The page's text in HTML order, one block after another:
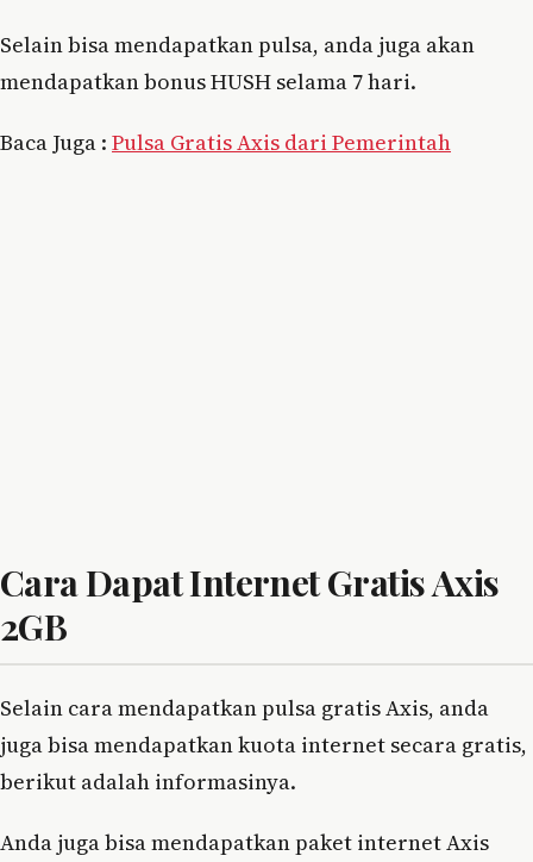
Selain bisa mendapatkan pulsa, anda juga akan
mendapatkan bonus HUSH selama 7 hari.
Baca Juga : Pulsa Gratis Axis dari Pemerintah
Cara Dapat Internet Gratis Axis
2GB
Selain cara mendapatkan pulsa gratis Axis, anda
juga bisa mendapatkan kuota internet secara gratis,
berikut adalah informasinya.
Anda juga bisa mendapatkan paket internet Axis